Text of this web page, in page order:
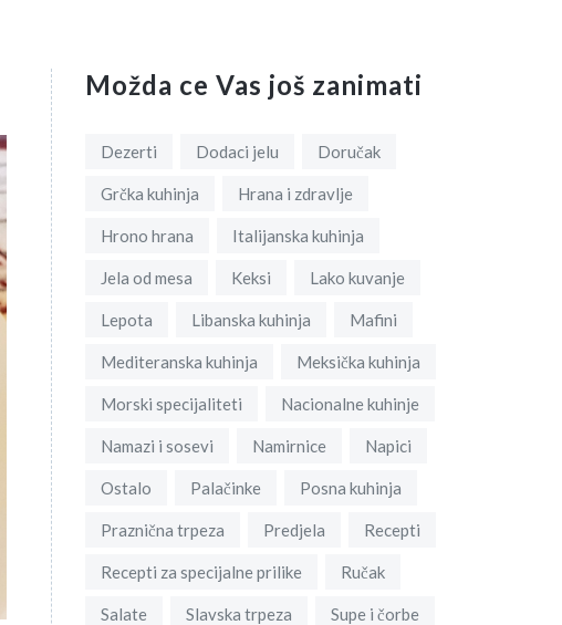
Možda ce Vas još zanimati
Dezerti Dodaci jelu Doručak
Grčka kuhinja Hrana i zdravlje
Hrono hrana Italijanska kuhinja
Jela od mesa Keksi Lako kuvanje
Lepota Libanska kuhinja Mafini
Mediteranska kuhinja Meksička kuhinja
Morski specijaliteti Nacionalne kuhinje
Namazi i sosevi Namirnice Napici
Ostalo Palačinke Posna kuhinja
Praznična trpeza Predjela Recepti
Recepti za specijalne prilike Ručak
Salate Slavska trpeza Supe i čorbe